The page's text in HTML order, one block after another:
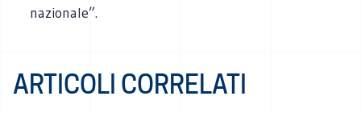
nazionale”.
ARTICOLI CORRELATI